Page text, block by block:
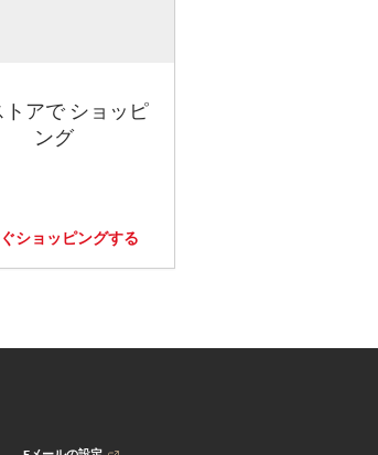
トアで ショッピ
ング
ショッピングする